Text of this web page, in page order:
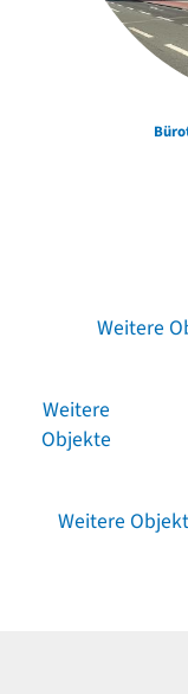
Weitere
Weitere
Objekte
Weitere